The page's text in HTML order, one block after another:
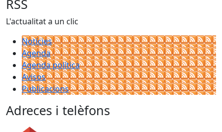
RSS
L'actualitat a un clic
Notícies
Agenda
Agenda política
Avisos
Publicacions
Adreces i telèfons